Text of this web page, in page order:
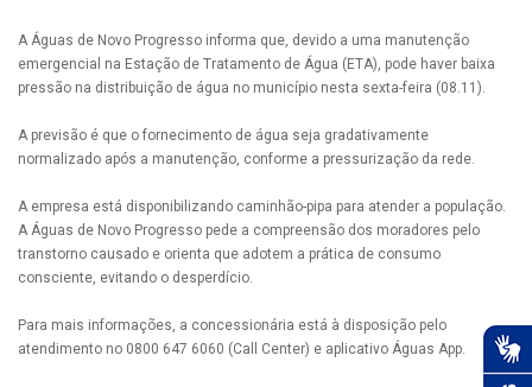
A Águas de Novo Progresso informa que, devido a uma manutenção
emergencial na Estação de Tratamento de Água (ETA), pode haver baixa
pressão na distribuição de água no município nesta sexta-feira (08.11).
A previsão é que o fornecimento de água seja gradativamente
normalizado após a manutenção, conforme a pressurização da rede.
A empresa está disponibilizando caminhão-pipa para atender a população.
A Águas de Novo Progresso pede a compreensão dos moradores pelo
transtorno causado e orienta que adotem a prática de consumo
consciente, evitando o desperdício.
Para mais informações, a concessionária está à disposição pelo
atendimento no 0800 647 6060 (Call Center) e aplicativo Águas App.